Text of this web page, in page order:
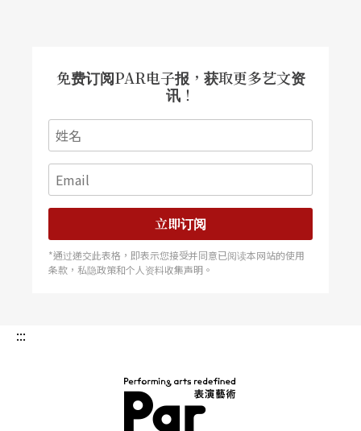
免费订阅PAR电子报，获取更多艺文资
讯！
立即订阅
*通过递交此表格，即表示您接受并同意已阅读本网站的使用
条款，私隐政策和个人资料收集声明。
:::